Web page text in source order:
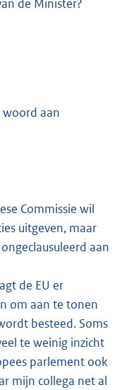
de Minister?
woord aan
Commissie wil
uitgeven, maar
aan
de EU er
om aan te tonen
besteed. Soms
te weinig inzicht
parlement ook
mijn collega net al